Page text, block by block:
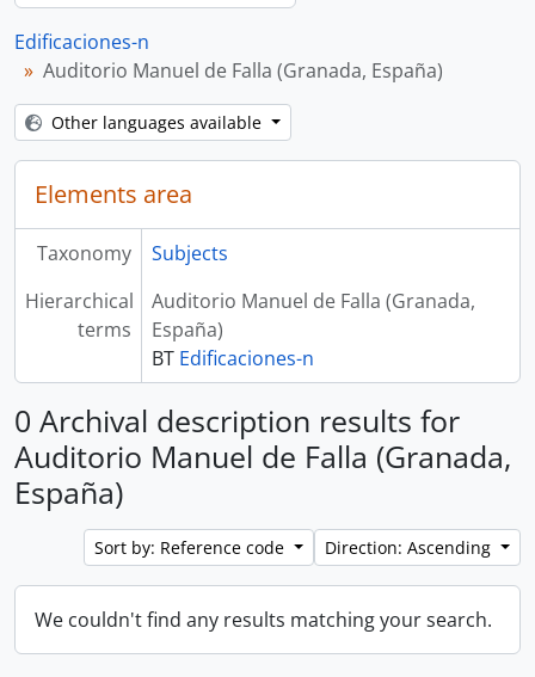
Edificaciones-n
Auditorio Manuel de Falla (Granada, España)
Other languages available
Elements area
Taxonomy
Subjects
Hierarchical
terms
Auditorio Manuel de Falla (Granada,
España)
BT Edificaciones-n
0 Archival description results for
Auditorio Manuel de Falla (Granada,
España)
Sort by: Reference code Direction: Ascending
We couldn't find any results matching your search.